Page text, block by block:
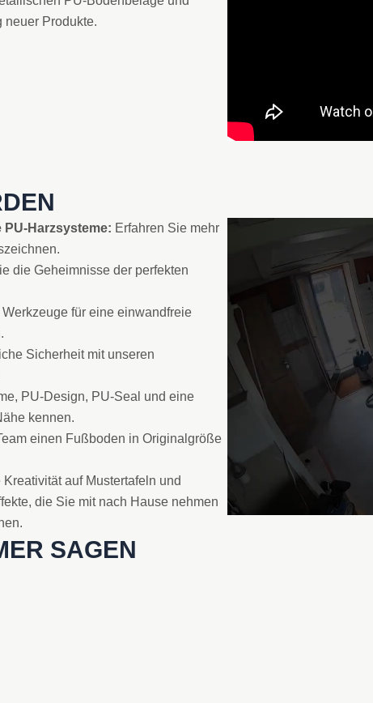
neuer Produkte.
Harzsysteme: Erfahren Sie mehr
die Geheimnisse der perfekten
für eine einwandfreie
Sicherheit mit unseren
PU-Design, PU-Seal und eine
kennen.
einen Fußboden in Originalgröße
auf Mustertafeln und
die Sie mit nach Hause nehmen
SAGEN